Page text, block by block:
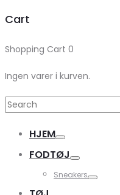
Cart
Shopping Cart 0
Ingen varer i kurven.
Search
HJEM
FODTØJ
Sneakers